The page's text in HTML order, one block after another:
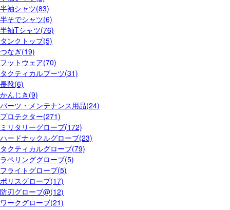
半袖シャツ(83)
半そでシャツ(6)
半袖Tシャツ(76)
タンクトップ(5)
つなぎ(19)
フットウェア(70)
タクティカルブーツ(31)
長靴(6)
かんじき(9)
パーツ・メンテナンス用品(24)
プロテクター(271)
ミリタリーグローブ(172)
ハードナックルグローブ(23)
タクティカルグローブ(79)
ラペリンググローブ(5)
フライトグローブ(5)
ポリスグローブ(17)
防刃グローブ@(12)
ワークグローブ(21)